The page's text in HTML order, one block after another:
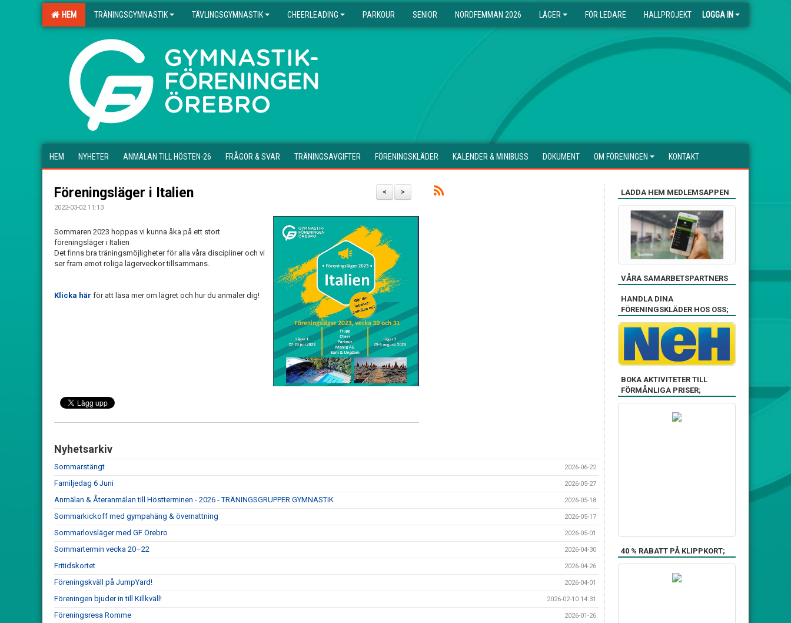
HEM TRÄNINGSGYMNASTIK TÄVLINGSGYMNASTIK CHEERLEADING PARKOUR SENIOR NORDFEMMAN 2026 LÄGER FÖR LEDARE HALLPROJEKT LOGGA IN
.
HEM NYHETER ANMÄLAN TILL HÖSTEN-26 FRÅGOR & SVAR TRÄNINGSAVGIFTER FÖRENINGSKLÄDER KALENDER & MINIBUSS DOKUMENT OM FÖRENINGEN KONTAKT
>
<
Föreningsläger i Italien
2022-03-02 11:13
Sommaren 2023 hoppas vi kunna åka på ett stort
föreningsläger i Italien
Det finns bra träningsmöjligheter för alla våra discipliner och vi
ser fram emot roliga lägerveckor tillsammans.
Klicka här för att läsa mer om lägret och hur du anmäler dig!
Nyhetsarkiv
Sommarstängt 2026-06-22
Familjedag 6 Juni 2026-05-27
Anmälan & Återanmälan till Höstterminen - 2026 - TRÄNINGSGRUPPER GYMNASTIK 2026-05-18
Sommarkickoff med gympahäng & övernattning 2026-05-17
Sommarlovsläger med GF Örebro 2026-05-01
Sommartermin vecka 20–22 2026-04-30
Fritidskortet 2026-04-26
Föreningskväll på JumpYard! 2026-04-01
Föreningen bjuder in till Killkväll! 2026-02-10 14:31
Föreningsresa Romme 2026-01-26
LADDA HEM MEDLEMSAPPEN
VÅRA SAMARBETSPARTNERS
HANDLA DINA
FÖRENINGSKLÄDER HOS OSS;
BOKA AKTIVITETER TILL
FÖRMÅNLIGA PRISER;
40 % RABATT PÅ KLIPPKORT;